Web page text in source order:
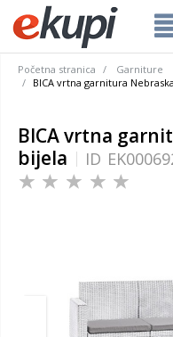
Početna stranica
Garniture
BICA vrtna garnitura
BICA vrtna
bijela
ID